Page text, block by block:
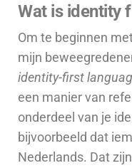
Wat is identity
Om te beginnen
mijn
identity-first
een manier van
onderdeel van je
bijvoorbeeld dat
Nederlands. Dat